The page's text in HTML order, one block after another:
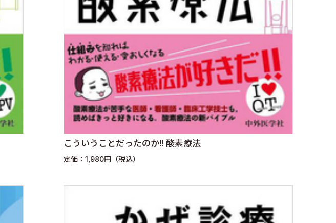
こういうことだったのか!! 酸素療法
定価：1,980円（税込）